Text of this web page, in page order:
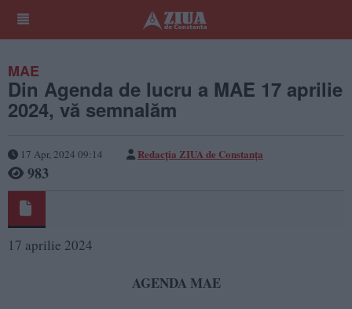
MAE
Din Agenda de lucru a MAE 17 aprilie
2024, vă semnalăm
17 Apr, 2024 09:14 Redacția ZIUA de Constanța
983
17 aprilie 2024
AGENDA MAE